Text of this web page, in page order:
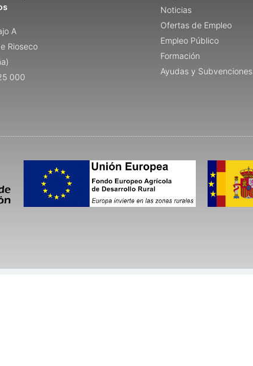
A
Rioseco
000
Noticias
Ofertas de Empleo
Empleo Público
Formación
Ayudas y Subvenciones